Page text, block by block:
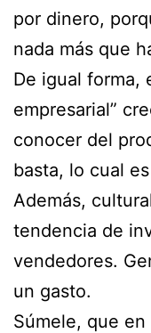
por dinero,
nada más que
De igual forma,
empresarial”
conocer del
basta, lo cual
Además,
tendencia de
vendedores.
un gasto.
Súmele, que